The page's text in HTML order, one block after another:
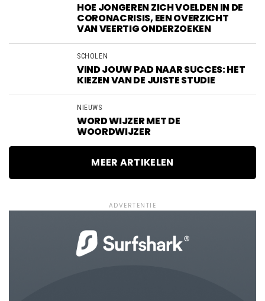
HOE JONGEREN ZICH VOELDEN IN DE
CORONACRISIS, EEN OVERZICHT
VAN VEERTIG ONDERZOEKEN
SCHOLEN
VIND JOUW PAD NAAR SUCCES: HET
KIEZEN VAN DE JUISTE STUDIE
NIEUWS
WORD WIJZER MET DE
WOORDWIJZER
MEER ARTIKELEN
ADVERTENTIE